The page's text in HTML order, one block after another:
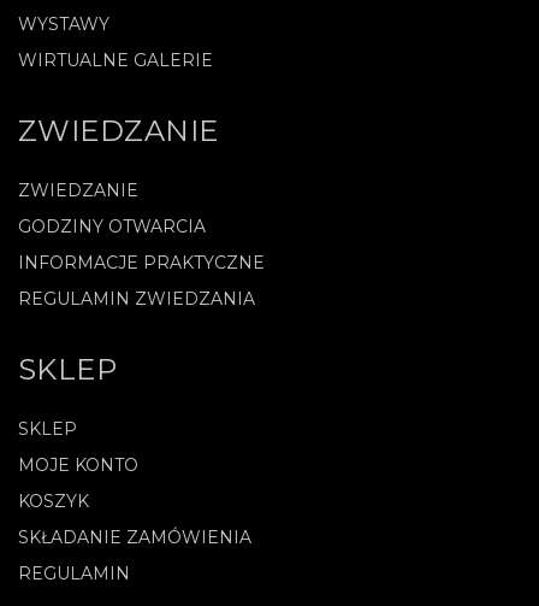
WYSTAWY
WIRTUALNE GALERIE
ZWIEDZANIE
ZWIEDZANIE
GODZINY OTWARCIA
INFORMACJE PRAKTYCZNE
REGULAMIN ZWIEDZANIA
SKLEP
SKLEP
MOJE KONTO
KOSZYK
SKŁADANIE ZAMÓWIENIA
REGULAMIN